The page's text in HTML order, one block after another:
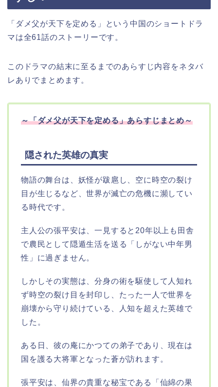
「ダメ父が天下を定める」という中国のショートドラ
マは全61話のストーリーです。
このドラマの結末に至るまでのあらすじ内容をネタバ
レありでまとめます。
～「ダメ父が天下を定める」あらすじまとめ～
隠された英雄の真実
物語の舞台は、妖怪が跋扈し、空に時空の裂け
目が生じるなど、世界が滅亡の危機に瀕してい
る時代です。
主人公の張平安は、一見すると20年以上も田舎
で農民として隠遁生活を送る「しがない中年男
性」に過ぎません。
しかしその実態は、分身の術を駆使して人知れ
ず時空の裂け目を封印し、たった一人で世界を
崩壊から守り続けている、人知を超えた英雄で
した。
ある日、彼の庵にかつての弟子であり、現在は
国を護る大将軍となった蒼が訪れます。
張平安は、仙界の貴重な秘宝である「仙綿の果